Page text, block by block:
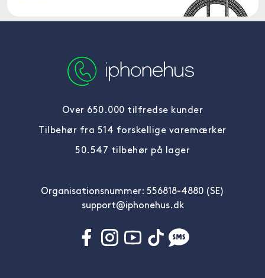
Over 650.000 tilfredse kunder
Tilbehør fra 514 forskellige varemærker
50.547 tilbehør på lager
Organisationsnummer: 556818-4880 (SE)
support@iphonehus.dk